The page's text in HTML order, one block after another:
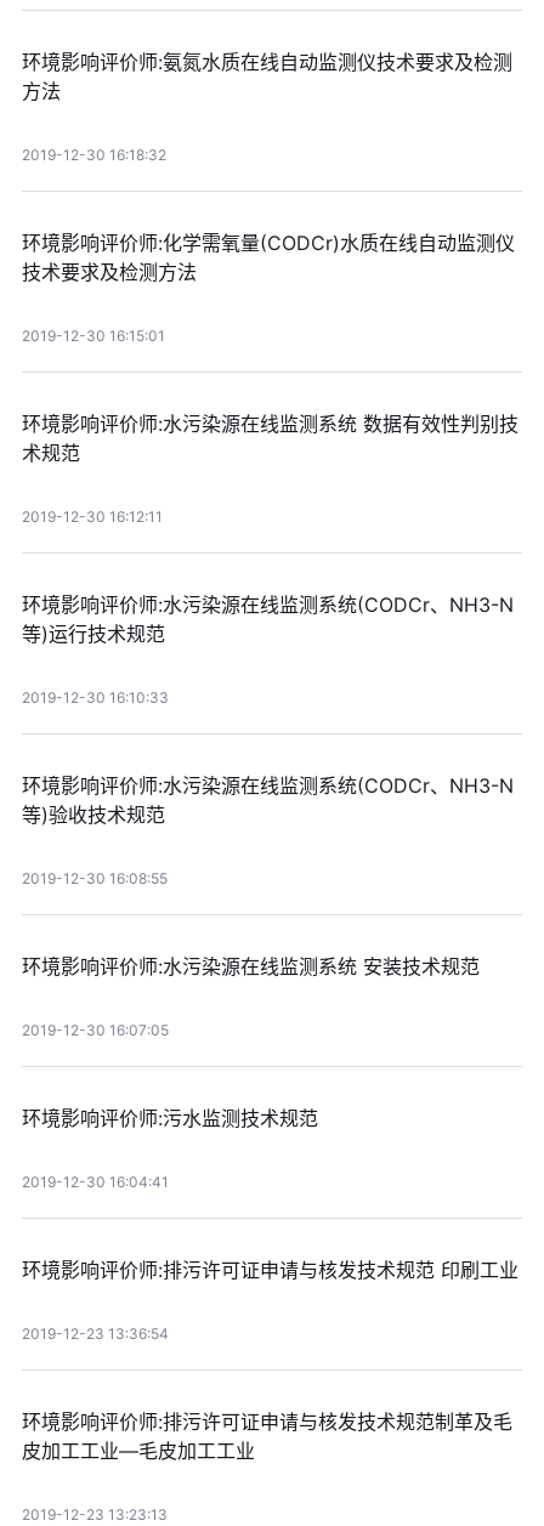
环境影响评价师:氨氮水质在线自动监测仪技术要求及检测
方法
2019-12-30 16:18:32
环境影响评价师:化学需氧量(CODCr)水质在线自动监测仪
技术要求及检测方法
2019-12-30 16:15:01
环境影响评价师:水污染源在线监测系统 数据有效性判别技
术规范
2019-12-30 16:12:11
环境影响评价师:水污染源在线监测系统(CODCr、NH3-N
等)运行技术规范
2019-12-30 16:10:33
环境影响评价师:水污染源在线监测系统(CODCr、NH3-N
等)验收技术规范
2019-12-30 16:08:55
环境影响评价师:水污染源在线监测系统 安装技术规范
2019-12-30 16:07:05
环境影响评价师:污水监测技术规范
2019-12-30 16:04:41
环境影响评价师:排污许可证申请与核发技术规范 印刷工业
2019-12-23 13:36:54
环境影响评价师:排污许可证申请与核发技术规范制革及毛
皮加工工业—毛皮加工工业
2019-12-23 13:23:13